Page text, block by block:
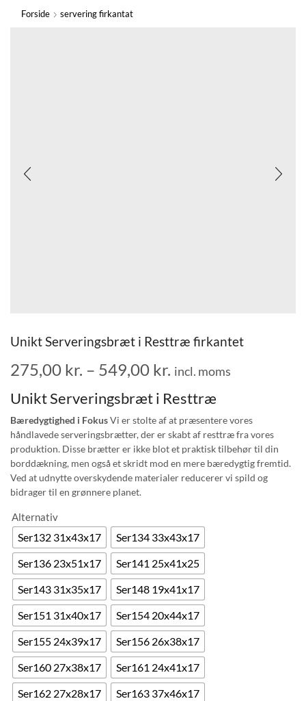
Forside servering firkantat
Unikt Serveringsbræt i Resttræ firkantet
275,00 kr. – 549,00 kr. incl. moms
Unikt Serveringsbræt i Resttræ
Bæredygtighed i FokusVi er stolte af at præsentere vores
håndlavede serveringsbrætter, der er skabt af resttræ fra vores
produktion. Disse brætter er ikke blot et praktisk tilbehør til din
borddækning, men også et skridt mod en mere bæredygtig fremtid.
Ved at udnytte overskydende materialer reducerer vi spild og
bidrager til en grønnere planet.
Alternativ
Ser132 31x43x17
Ser134 33x43x17
Ser136 23x51x17
Ser141 25x41x25
Ser143 31x35x17
Ser148 19x41x17
Ser151 31x40x17
Ser154 20x44x17
Ser155 24x39x17
Ser156 26x38x17
Ser160 27x38x17
Ser161 24x41x17
Ser162 27x28x17
Ser163 37x46x17